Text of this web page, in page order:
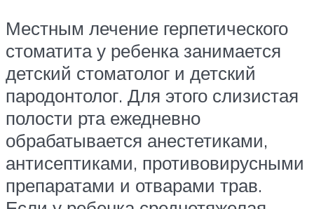
Местным лечение герпетического
стоматита у ребенка занимается
детский стоматолог и детский
пародонтолог. Для этого слизистая
полости рта ежедневно
обрабатывается анестетиками,
антисептиками, противовирусными
препаратами и отварами трав.